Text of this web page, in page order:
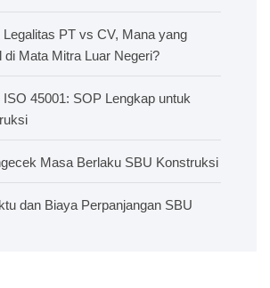
Legalitas PT vs CV, Mana yang
di Mata Mitra Luar Negeri?
ISO 45001: SOP Lengkap untuk
Masa Berlaku SBU Konstruksi
dan Biaya Perpanjangan SBU